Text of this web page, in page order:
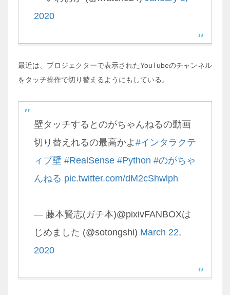
2020
最近は、プロジェクターで表示されたYouTubeのチャンネル
をタッチ操作で切り替えるようにもしている。
壁タッチするとのがちゃんねるの動画
切り替えれるの最高かよ #インタラクテ
ィブ壁 #RealSense #Python #のがちゃ
んねる pic.twitter.com/dM2cShwlph
— 藤本賢志(ガチ本)@pixivFANBOXは
じめました (@sotongshi) March 22,
2020